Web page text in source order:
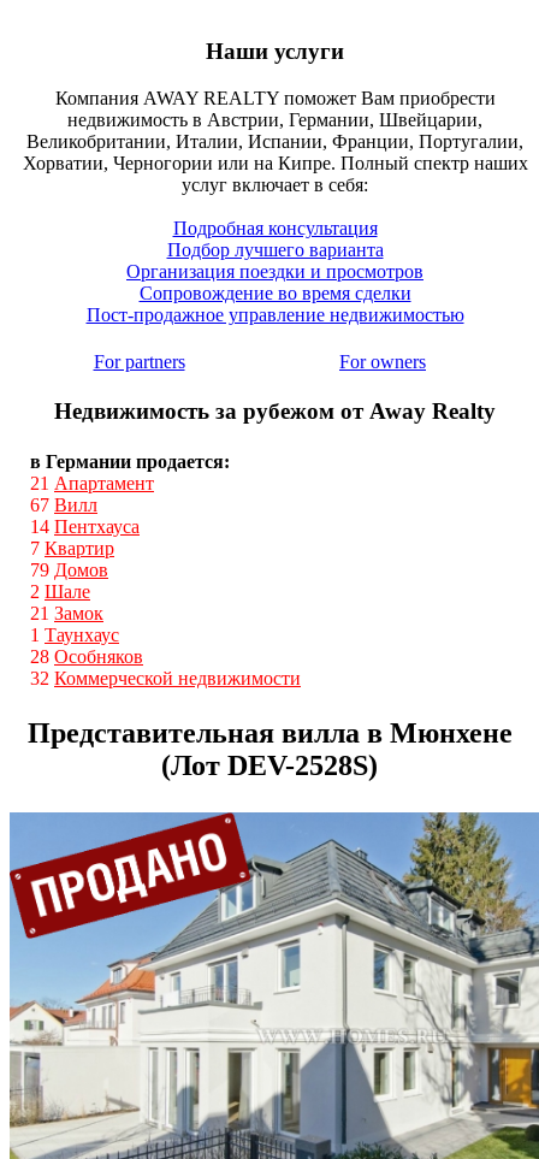
Наши услуги
Компания AWAY REALTY поможет Вам приобрести
недвижимость в Австрии, Германии, Швейцарии,
Великобритании, Италии, Испании, Франции, Португалии,
Хорватии, Черногории или на Кипре. Полный спектр наших
услуг включает в себя:
Подробная консультация
Подбор лучшего варианта
Организация поездки и просмотров
Сопровождение во время сделки
Пост-продажное управление недвижимостью
For partners For owners
Недвижимость за рубежом от Away Realty
в Германии продается:
21 Апартамент
67 Вилл
14 Пентхауса
7 Квартир
79 Домов
2 Шале
21 Замок
1 Таунхаус
28 Особняков
32 Коммерческой недвижимости
Представительная вилла в Мюнхене
(Лот DEV-2528S)